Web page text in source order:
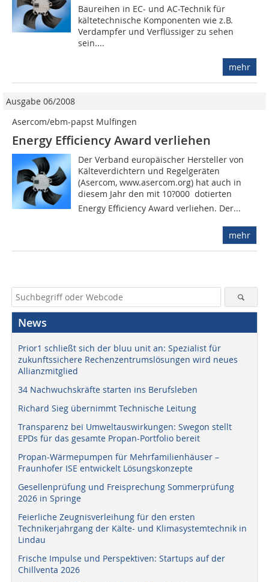
Baureihen in EC- und AC-Technik für
kältetechnische Komponenten wie z.B.
Verdampfer und Verflüssiger zu sehen
sein....
mehr
Ausgabe 06/2008
Asercom/ebm-papst Mulfingen
Energy Efficiency Award verliehen
Der Verband europäischer Hersteller von
Kälteverdichtern und Regelgeräten
(Asercom, www.asercom.org) hat auch in
diesem Jahr den mit 10?000  dotierten
Energy Efficiency Award verliehen. Der...
mehr
News
Prior1 schließt sich der bluu unit an: Spezialist für
zukunftssichere Rechenzentrumslösungen wird neues
Allianzmitglied
34 Nachwuchskräfte starten ins Berufsleben
Richard Sieg übernimmt Technische Leitung
Transparenz bei Umweltauswirkungen: Swegon stellt
EPDs für das gesamte Propan-Portfolio bereit
Propan-Wärmepumpen für Mehrfamilienhäuser –
Fraunhofer ISE entwickelt Lösungskonzepte
Gesellenprüfung und Freisprechung Sommerprüfung
2026 in Springe
Feierliche Zeugnisverleihung für den ersten
Technikerjahrgang der Kälte- und Klimasystemtechnik in
Lindau
Frische Impulse und Perspektiven: Startups auf der
Chillventa 2026